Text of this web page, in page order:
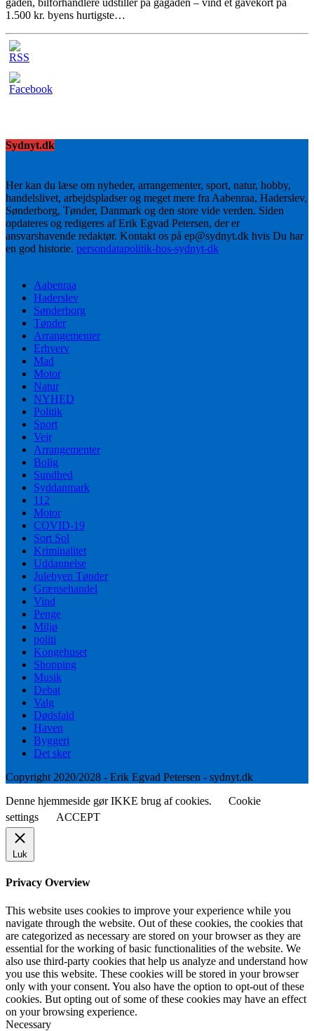
1.500 kr. byens hurtigste…
Sydnyt.dk
Her kan du læse om nyheder, arrangementer, sport, natur, hobby,
handelslivet, arbejdspladser og meget mere fra Aabenraa, Haderslev,
Sønderborg, Tønder, Danmark og den store vide verden. Siden
opdateres og redigeres af Erik Egvad Petersen, der er
ansvarshavende redaktør. Kontakt os på ep@sydnyt.dk hvis Du har
en god historie. persondatapolitik-hos-sydnyt-dk
Aabenraa
Haderslev
Sønderborg
Tønder
Arrangementer
Erhverv
Mad
Motor
Natur
NYHED
Politik
Sport
Vejr
Arrangementer
Bolig
Sundhed
Syddanmark
112
Motor
COVID-19
Sort Sol
Kriminalitet
Uddannelse
Julebyen Tønder
Grænsehandel
Vind
Penge
Miljø
politi
Kongehuset
Shopping
Musik
Debat
Valg
Dødsfald
Haven
Byggeri
Det sker
Copyright 2020/2028 - Erik Egvad Petersen - sydnyt.dk
Denne hjemmeside gør IKKE brug af cookies.
Cookie
settings
ACCEPT
Luk
Privacy Overview
This website uses cookies to improve your experience while you
navigate through the website. Out of these cookies, the cookies that
are categorized as necessary are stored on your browser as they are
essential for the working of basic functionalities of the website. We
also use third-party cookies that help us analyze and understand how
you use this website. These cookies will be stored in your browser
only with your consent. You also have the option to opt-out of these
cookies. But opting out of some of these cookies may have an effect
on your browsing experience.
Necessary